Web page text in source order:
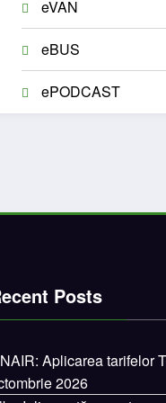
eVAN
eBUS
ePODCAST
Posts
Aplicarea tarifelor
2026